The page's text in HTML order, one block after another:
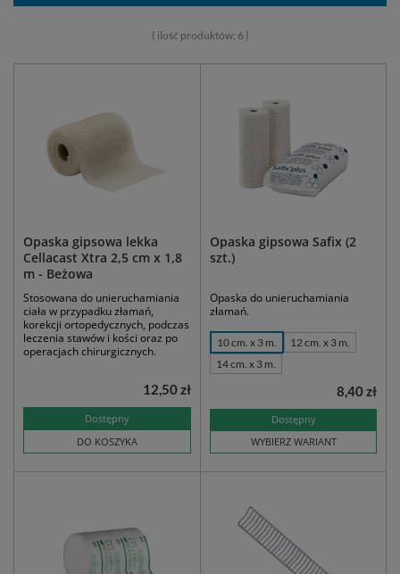
( ilość produktów: 6 )
Opaska gipsowa lekka
Cellacast Xtra 2,5 cm x 1,8
m - Beżowa
Stosowana do unieruchamiania
ciała w przypadku złamań,
korekcji ortopedycznych, podczas
leczenia stawów i kości oraz po
operacjach chirurgicznych.
Dostępny
DO KOSZYKA
12,50 zł
Opaska gipsowa Safix (2
szt.)
Opaska do unieruchamiania
złamań.
10 cm. x 3 m.
12 cm. x 3 m.
14 cm. x 3 m.
Dostępny
WYBIERZ WARIANT
8,40 zł